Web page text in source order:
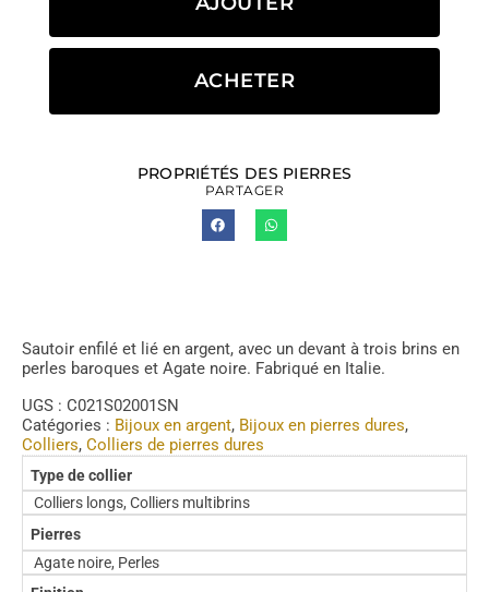
ACHETER
PROPRIÉTÉS DES PIERRES
PARTAGER
Sautoir enfilé et lié en argent, avec un devant à trois brins en
perles baroques et Agate noire. Fabriqué en Italie.
UGS : C021S02001SN
Catégories : Bijoux en argent, Bijoux en pierres dures,
Colliers, Colliers de pierres dures
Type de collier
Colliers longs, Colliers multibrins
Pierres
Agate noire, Perles